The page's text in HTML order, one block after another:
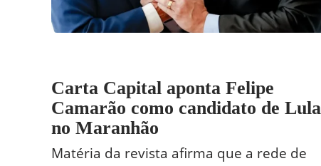
Carta Capital aponta Felipe
Camarão como candidato de Lula
no Maranhão
Matéria da revista afirma que a rede de